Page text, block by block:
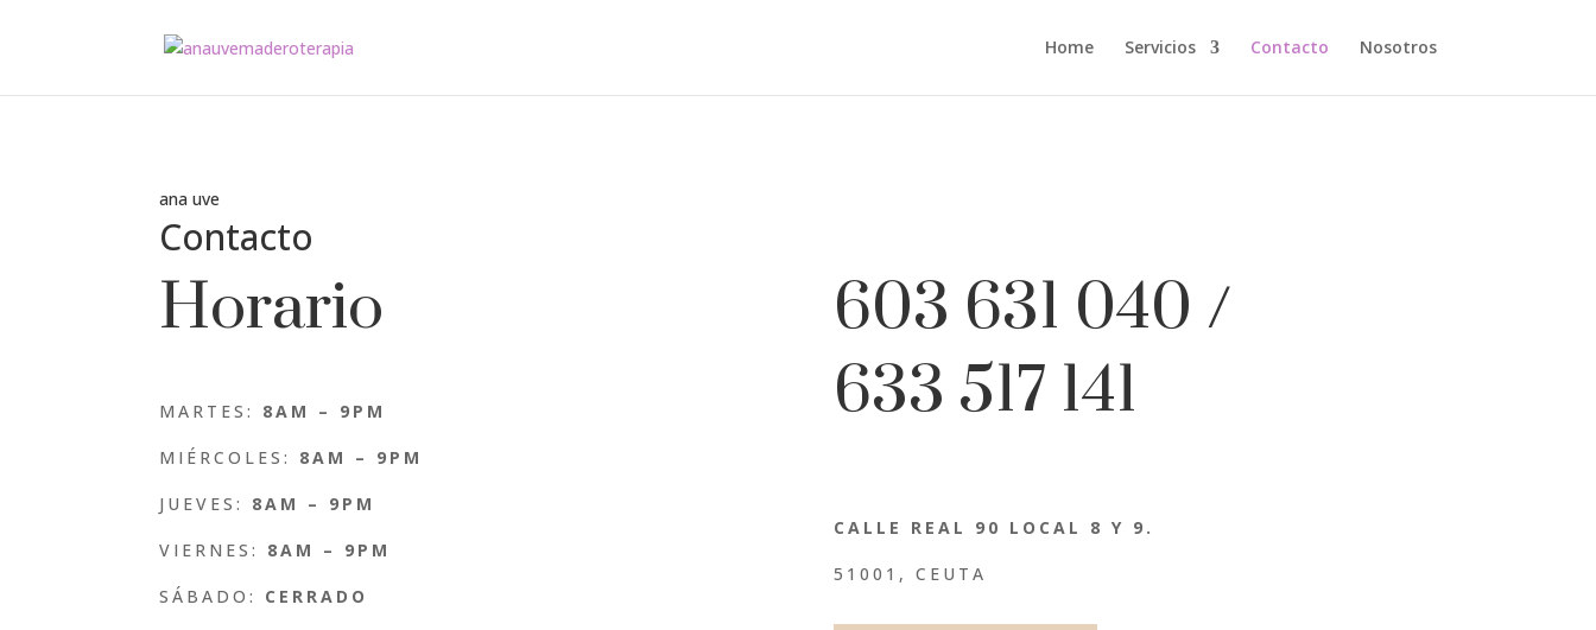
Home Servicios Contacto Nosotros
ana uve
Contacto
Horario
MARTES: 8AM – 9PM
MIÉRCOLES: 8AM – 9PM
JUEVES: 8AM – 9PM
VIERNES: 8AM – 9PM
SÁBADO: CERRADO
603 631 040 /
633 517 141
CALLE REAL 90 LOCAL 8 Y 9.
51001, CEUTA